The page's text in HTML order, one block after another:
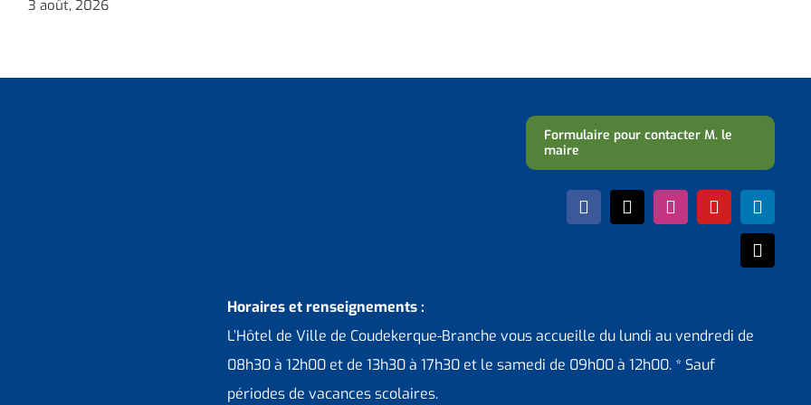
3 août, 2026
Formulaire pour contacter M. le
maire
Horaires et renseignements :
L’Hôtel de Ville de Coudekerque-Branche vous accueille du lundi au vendredi de
08h30 à 12h00 et de 13h30 à 17h30 et le samedi de 09h00 à 12h00. * Sauf
périodes de vacances scolaires.